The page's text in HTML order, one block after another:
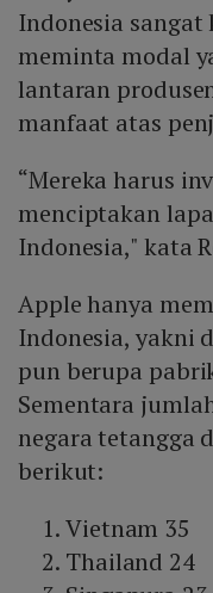
Indonesia sangat
meminta modal
lantaran
manfaat atas
“Mereka harus
menciptakan
Indonesia," kata
Apple hanya
Indonesia, yakni
pun berupa
Sementara
negara tetangga
berikut:
Vietnam 35
Thailand 24